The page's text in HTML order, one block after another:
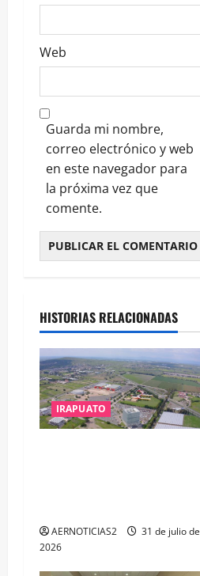
Web
Guarda mi nombre,
correo electrónico y web
en este navegador para
la próxima vez que
comente.
HISTORIAS RELACIONADAS
IRAPUATO
AERNOTICIAS2
31 de julio de
2026